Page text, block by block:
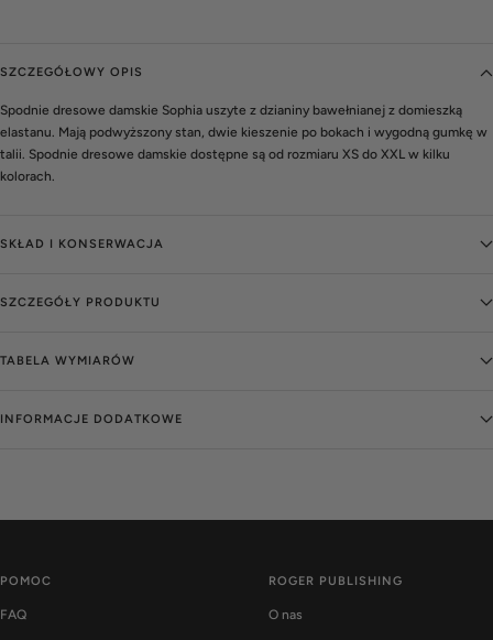
SZCZEGÓŁOWY OPIS
Spodnie dresowe damskie Sophia uszyte z dzianiny bawełnianej z domieszką
elastanu. Mają podwyższony stan, dwie kieszenie po bokach i wygodną gumkę w
talii. Spodnie dresowe damskie dostępne są od rozmiaru XS do XXL w kilku
kolorach.
SKŁAD I KONSERWACJA
SZCZEGÓŁY PRODUKTU
TABELA WYMIARÓW
INFORMACJE DODATKOWE
POMOC
FAQ
ROGER PUBLISHING
O nas